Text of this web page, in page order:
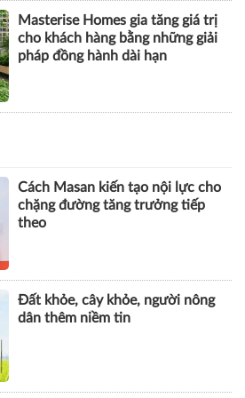
Masterise Homes gia tăng giá trị
cho khách hàng bằng những giải
pháp đồng hành dài hạn
Cách Masan kiến tạo nội lực cho
chặng đường tăng trưởng tiếp
theo
Đất khỏe, cây khỏe, người nông
dân thêm niềm tin